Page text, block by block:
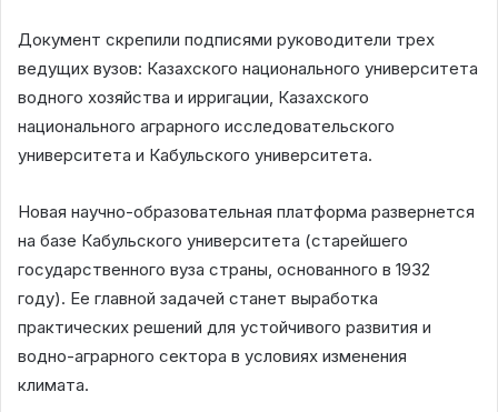
Документ скрепили подписями руководители трех
ведущих вузов: Казахского национального университета
водного хозяйства и ирригации, Казахского
национального аграрного исследовательского
университета и Кабульского университета.
Новая научно-образовательная платформа развернется
на базе Кабульского университета (старейшего
государственного вуза страны, основанного в 1932
году). Ее главной задачей станет выработка
практических решений для устойчивого развития и
водно-аграрного сектора в условиях изменения
климата.